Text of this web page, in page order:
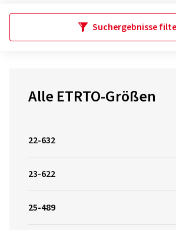
Suchergebnisse
Alle ETRTO-Größen
22-632
23-622
25-489